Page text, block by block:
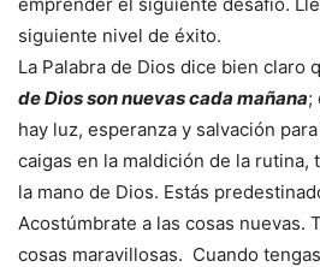
siguiente nivel de éxito.
La Palabra de Dios dice bien claro
de Dios son nuevas cada mañana;
hay luz, esperanza y salvación
caigas en la maldición de la rutina,
la mano de Dios. Estás
Acostúmbrate a las cosas nuevas.
cosas maravillosas. Cuando